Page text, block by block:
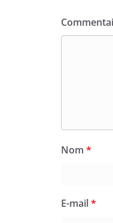
Nom *
E-mail*